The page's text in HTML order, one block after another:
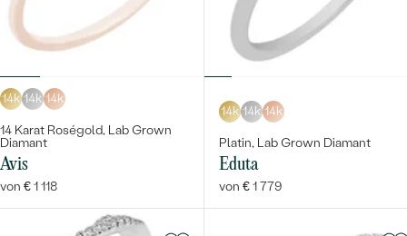
14k 14k 14k
14 Karat Roségold, Lab Grown
Diamant
Avis
von € 1 118
14k 14k 14k
Platin, Lab Grown Diamant
Eduta
von € 1 779